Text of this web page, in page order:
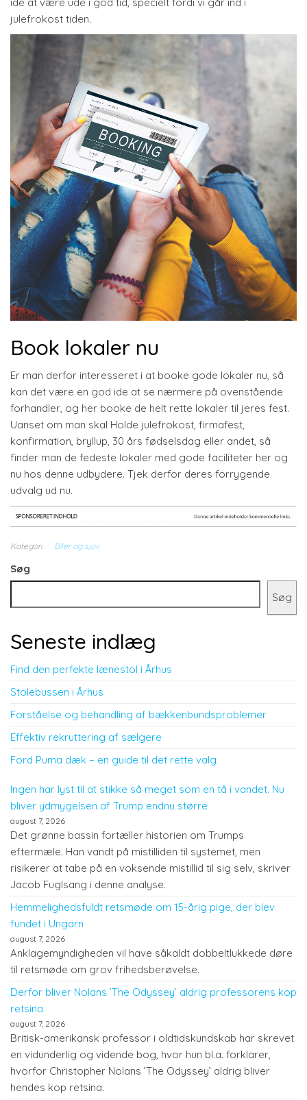
julefrokost tiden.
Book lokaler nu
Er man derfor interesseret i at booke gode lokaler nu, så
kan det være en god ide at se nærmere på ovenstående
forhandler, og her booke de helt rette lokaler til jeres fest.
Uanset om man skal Holde julefrokost, firmafest,
konfirmation, bryllup, 30 års fødselsdag eller andet, så
finder man de fedeste lokaler med gode faciliteter her og
nu hos denne udbydere. Tjek derfor deres forrygende
udvalg ud nu.
Kategori Biler og sjov
Søg
Søg
Seneste indlæg
Find den perfekte lænestol i Århus
Stolebussen i Århus
Forståelse og behandling af bækkenbundsproblemer
Effektiv rekruttering af sælgere
Ford Puma dæk – en guide til det rette valg
Ingen har lyst til at stikke så meget som en tå i vandet. Nu
bliver ydmygelsen af Trump endnu større
august 7, 2026
Det grønne bassin fortæller historien om Trumps
eftermæle. Han vandt på mistilliden til systemet, men
risikerer at tabe på en voksende mistillid til sig selv, skriver
Jacob Fuglsang i denne analyse.
Hemmelighedsfuldt retsmøde om 15-årig pige, der blev
fundet i Ungarn
august 7, 2026
Anklagemyndigheden vil have såkaldt dobbeltlukkede døre
til retsmøde om grov frihedsberøvelse.
Derfor bliver Nolans ’The Odyssey’ aldrig professorens kop
retsina
august 7, 2026
Britisk-amerikansk professor i oldtidskundskab har skrevet
en vidunderlig og vidende bog, hvor hun bl.a. forklarer,
hvorfor Christopher Nolans ’The Odyssey’ aldrig bliver
hendes kop retsina.